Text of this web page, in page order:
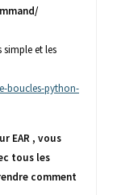
et les
boucles-python-
EAR , vous
tous les
comment